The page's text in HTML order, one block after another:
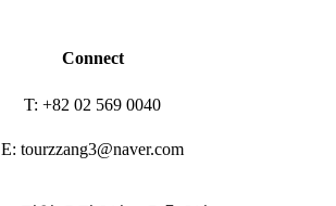
Connect
T: +82 02 569 0040
E: tourzzang3@naver.com